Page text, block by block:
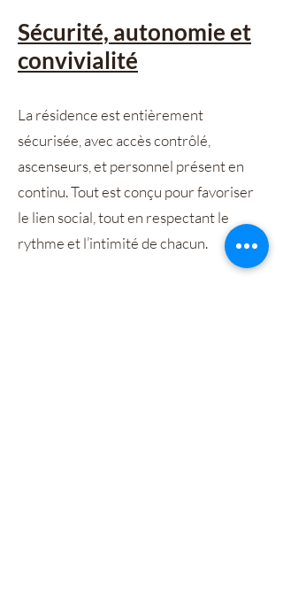
Sécurité, autonomie et
convivialité
La résidence est entièrement
sécurisée, avec accès contrôlé,
ascenseurs, et personnel présent en
continu. Tout est conçu pour favoriser
le lien social, tout en respectant le
rythme et l’intimité de chacun.